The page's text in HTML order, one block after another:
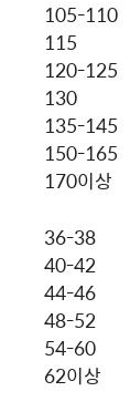
105-110
115
120-125
130
135-145
150-165
170이상
36-38
40-42
44-46
48-52
54-60
62이상